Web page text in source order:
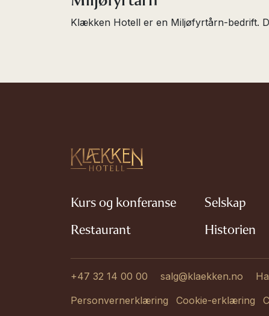
Klækken Hotell er en Miljøfyrtårn-bedrift.
Kurs og konferanse Selskap
Restaurant
Historien
+47 32 14 00 00 salg@klaekken.no
Personvernerklæring
Cookie-erklæring